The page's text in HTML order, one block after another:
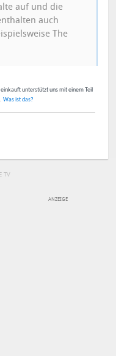
auf und die
auch
The
unterstützt uns mit einem Teil
Was ist das?
TV